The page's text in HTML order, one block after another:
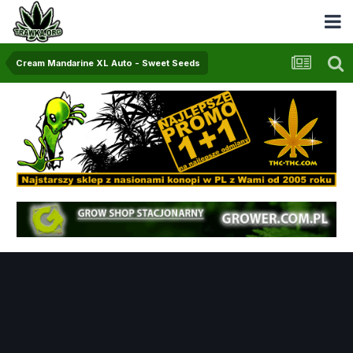
Cream Mandarine XL Auto - Sweet Seeds